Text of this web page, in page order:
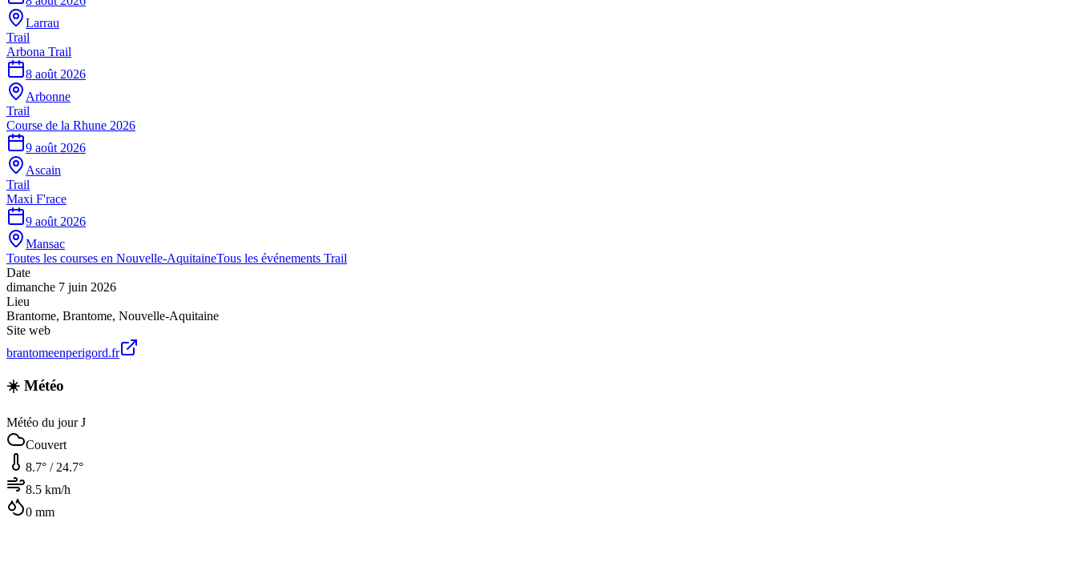
Larrau
Trail
Arbona Trail
8 août 2026
Arbonne
Trail
Course de la Rhune 2026
9 août 2026
Ascain
Trail
Maxi F'race
9 août 2026
Mansac
Toutes les courses en Nouvelle-AquitaineTous les événements Trail
Date
dimanche 7 juin 2026
Lieu
Brantome, Brantome, Nouvelle-Aquitaine
Site web
brantomeenperigord.fr
☀️ Météo
Météo du jour J
Couvert
8.7° / 24.7°
8.5 km/h
0 mm